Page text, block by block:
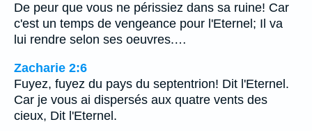
De peur que vous ne périssiez dans sa ruine! Car
c'est un temps de vengeance pour l'Eternel; Il va
lui rendre selon ses oeuvres.…
Zacharie 2:6
Fuyez, fuyez du pays du septentrion! Dit l'Eternel.
Car je vous ai dispersés aux quatre vents des
cieux, Dit l'Eternel.